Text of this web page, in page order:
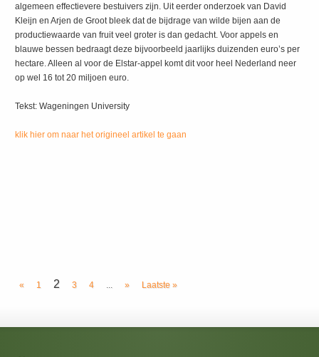
algemeen effectievere bestuivers zijn. Uit eerder onderzoek van David
Kleijn en Arjen de Groot bleek dat de bijdrage van wilde bijen aan de
productiewaarde van fruit veel groter is dan gedacht. Voor appels en
blauwe bessen bedraagt deze bijvoorbeeld jaarlijks duizenden euro’s per
hectare. Alleen al voor de Elstar-appel komt dit voor heel Nederland neer
op wel 16 tot 20 miljoen euro.
Tekst: Wageningen University
klik hier om naar het origineel artikel te gaan
« 1 2 3 4 » Laatste »